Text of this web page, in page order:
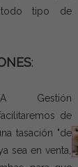
todo tipo de
:
Gestión
de
tasación "de
sea en venta,